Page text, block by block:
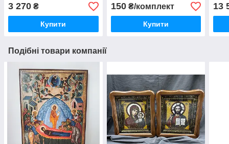
3 270 ₴
Купити
150₴/комплект
Купити
13
Подібні товари компанії